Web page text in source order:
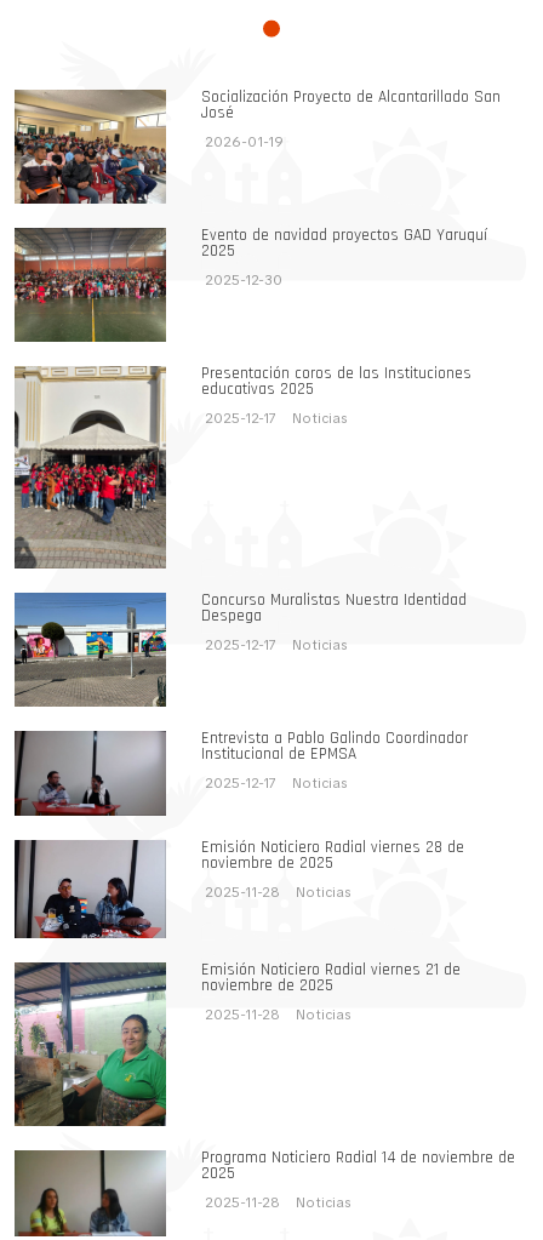
Socialización Proyecto de Alcantarillado San
José
2026-01-19
Evento de navidad proyectos GAD Yaruquí
2025
2025-12-30
Presentación coros de las Instituciones
educativas 2025
2025-12-17 Noticias
Concurso Muralistas Nuestra Identidad
Despega
2025-12-17 Noticias
Entrevista a Pablo Galindo Coordinador
Institucional de EPMSA
2025-12-17 Noticias
Emisión Noticiero Radial viernes 28 de
noviembre de 2025
2025-11-28 Noticias
Emisión Noticiero Radial viernes 21 de
noviembre de 2025
2025-11-28 Noticias
Programa Noticiero Radial 14 de noviembre de
2025
2025-11-28 Noticias